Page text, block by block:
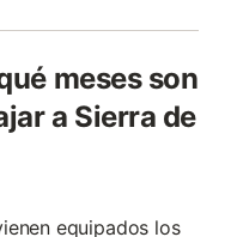
meses son
a Sierra de
equipados los